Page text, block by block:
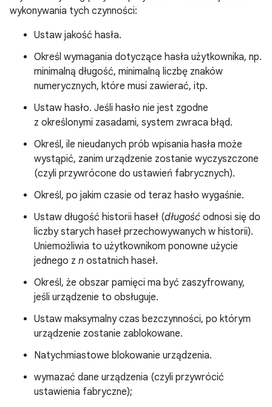
wykonywania tych czynności:
Ustaw jakość hasła.
Określ wymagania dotyczące hasła użytkownika, np.
minimalną długość, minimalną liczbę znaków
numerycznych, które musi zawierać, itp.
Ustaw hasło. Jeśli hasło nie jest zgodne
z określonymi zasadami, system zwraca błąd.
Określ, ile nieudanych prób wpisania hasła może
wystąpić, zanim urządzenie zostanie wyczyszczone
(czyli przywrócone do ustawień fabrycznych).
Określ, po jakim czasie od teraz hasło wygaśnie.
Ustaw długość historii haseł (długość odnosi się do
liczby starych haseł przechowywanych w historii).
Uniemożliwia to użytkownikom ponowne użycie
jednego z n ostatnich haseł.
Określ, że obszar pamięci ma być zaszyfrowany,
jeśli urządzenie to obsługuje.
Ustaw maksymalny czas bezczynności, po którym
urządzenie zostanie zablokowane.
Natychmiastowe blokowanie urządzenia.
wymazać dane urządzenia (czyli przywrócić
ustawienia fabryczne);